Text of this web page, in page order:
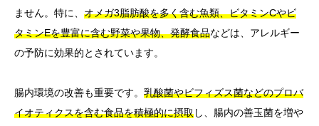
ません。特に、 オメガ3脂肪酸を多く含む魚類、ビタミンCやビ
タミンEを豊富に含む野菜や果物、発酵食品などは、アレルギー
の予防に効果的とされています。
腸内環境の改善も重要です。 乳酸菌やビフィズス菌などのプロバ
イオティクスを含む食品を積極的に摂取し、腸内の善玉菌を増や